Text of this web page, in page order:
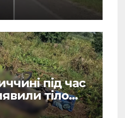
під час
тіло